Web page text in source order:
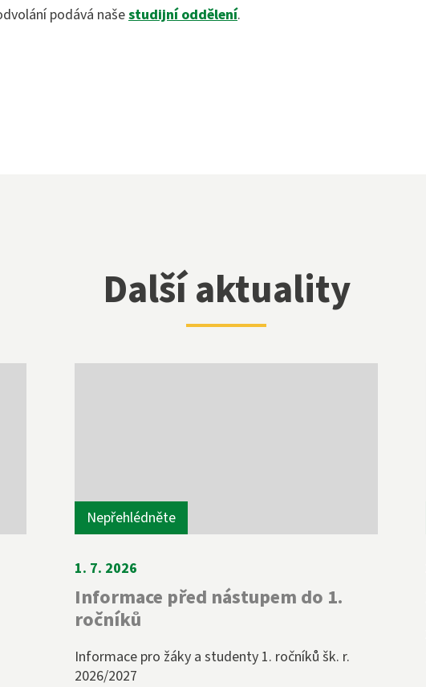
právní činnost
podává našestudijní oddělení.
Další aktuality
Nepřehlédněte
1. 7. 2026
Informace před nástupem do 1.
ročníků
Informace pro žáky a studenty 1. ročníků šk. r.
2026/2027